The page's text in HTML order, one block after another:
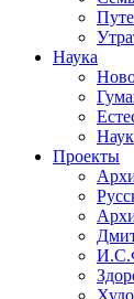
Наука
Проекты